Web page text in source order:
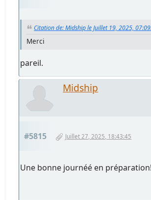
Citation de: Midship le Juillet 19, 2025,
Merci
pareil.
Midship
#5815 Juillet 27, 2025, 18:43:45
Une bonne journéé en